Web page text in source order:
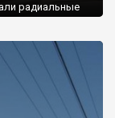
радиальные